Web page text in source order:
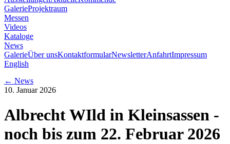
GalerieProjektraum
Messen
Videos
Kataloge
News
GalerieÜber unsKontaktformularNewsletterAnfahrtImpressum
English
← News
10. Januar 2026
Albrecht WIld in Kleinsassen -
noch bis zum 22. Februar 2026